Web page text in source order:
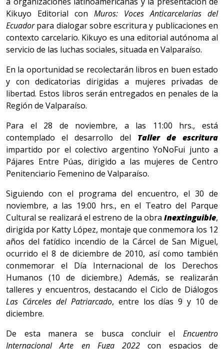
Kikuyo Editorial con Muros: Voces Anticarcelarias del
Ecuadorpara dialogar sobre escritura y publicaciones en
contexto carcelario. Kikuyo es una editorial autónoma al
servicio de las luchas sociales, situada en Valparaíso.
En la oportunidad se recolectarán libros en buen estado
y con dedicatorias dirigidas a mujeres privadas de
libertad. Estos libros serán entregados en penales de la
Región de Valparaíso.
Para el 28 de noviembre, a las 11:00 hrs., está
contemplado el desarrollo del Taller de escritura
impartido por el colectivo argentino YoNoFui junto a
Pájares Entre Púas, dirigido a las mujeres de Centro
Penitenciario Femenino de Valparaíso.
Siguiendo con el programa del encuentro, el 30 de
noviembre, a las 19:00 hrs., en el Teatro del Parque
Cultural se realizará el estreno de la obra Inextinguible,
dirigida por Katty López, montaje que conmemora los 12
años del fatídico incendio de la Cárcel de San Miguel,
ocurrido el 8 de diciembre de 2010, así como también
conmemorar el Día Internacional de los Derechos
Humanos (10 de diciembre.) Además, se realizarán
talleres y encuentros, destacando el Ciclo de Diálogos
Las Cárceles del Patriarcado, entre los días 9 y 10 de
diciembre.
De esta manera se busca concluir el Encuentro
Internacional Arte en Fuga 2022 con espacios de